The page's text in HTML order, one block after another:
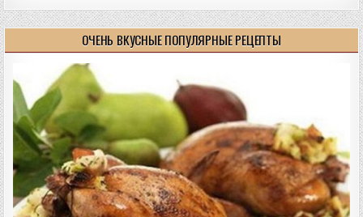
ОЧЕНЬ ВКУСНЫЕ ПОПУЛЯРНЫЕ РЕЦЕПТЫ